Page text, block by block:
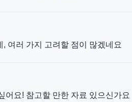
여러 가지 고려할 점이 많겠네요
어요! 참고할 만한 자료 있으신가요